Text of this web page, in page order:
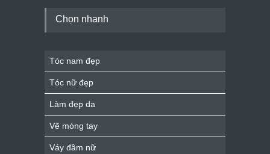
Chọn nhanh
Tóc nam đẹp
Tóc nữ đẹp
Làm đẹp da
Vẽ móng tay
Váy đầm nữ